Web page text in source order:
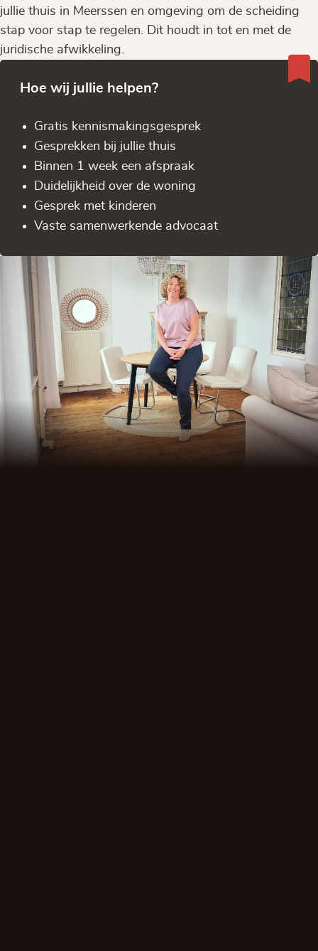
jullie thuis in Meerssen en omgeving om de scheiding
stap voor stap te regelen. Dit houdt in tot en met de
juridische afwikkeling.
Hoe wij jullie helpen?
Gratis kennis­makingsgesprek
Gesprekken bij jullie thuis
Binnen 1 week een afspraak
Duidelijkheid over de woning
Gesprek met kinderen
Vaste samenwerkende advocaat